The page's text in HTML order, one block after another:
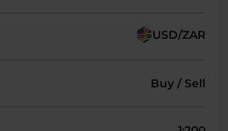
USD/ZAR
Buy / Sell